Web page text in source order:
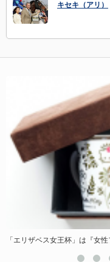
キセキ（アリ）
「エリザベス女王杯」は『女